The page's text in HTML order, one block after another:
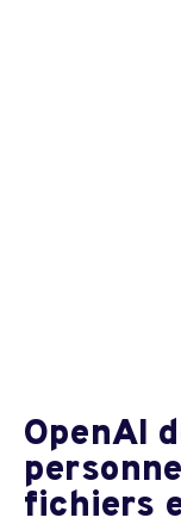
OpenAI
fichiers